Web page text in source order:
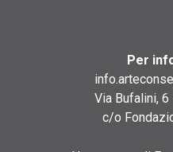
Per
Via Bufalini,
c/o